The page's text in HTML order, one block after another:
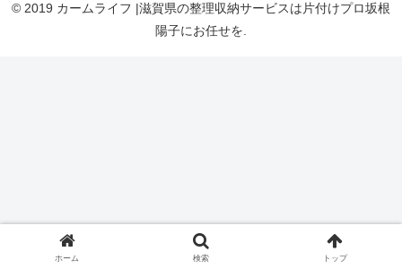
© 2019 カームライフ |滋賀県の整理収納サービスは片付けプロ坂根
陽子にお任せを.
ホーム 検索 トップ